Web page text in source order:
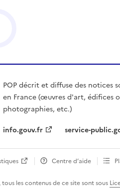
POP décrit et diffuse des notices
en France (œuvres d'art, édifices
photographies, etc.)
info.gouv.fr
service-
Centre d’aide
les contenus de ce site sont sous